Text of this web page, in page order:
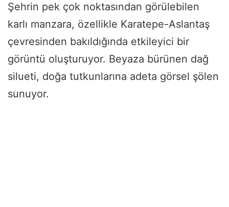
Şehrin pek çok noktasından görülebilen
karlı manzara, özellikle Karatepe-Aslantaş
çevresinden bakıldığında etkileyici bir
görüntü oluşturuyor. Beyaza bürünen dağ
silueti, doğa tutkunlarına adeta görsel şölen
sunuyor.